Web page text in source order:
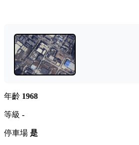
年齡 1968
等級 -
停車場 是